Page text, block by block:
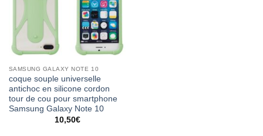
SAMSUNG GALAXY NOTE 10
coque souple universelle
antichoc en silicone cordon
tour de cou pour smartphone
Samsung Galaxy Note 10
10,50€